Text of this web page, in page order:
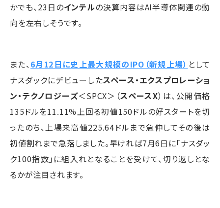
かでも、23日のインテルの決算内容はAI半導体関連の動
向を左右しそうです。
また、 6月12日に史上最大規模のIPO（新規上場） として
ナスダックにデビューしたスペース・エクスプロレーショ
ン・テクノロジーズ＜SPCX＞（スペースX）は、公開価格
135ドルを11.11%上回る初値150ドルの好スタートを切
ったのち、上場来高値225.64ドルまで急伸してその後は
初値割れまで急落しました。早ければ7月6日に「ナスダッ
ク100指数」に組入れとなることを受けて、切り返しとな
るかが注目されます。